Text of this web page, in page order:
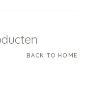
BACK TO HOME